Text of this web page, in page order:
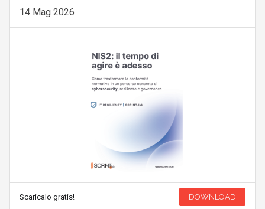
14 Mag 2026
Scaricalo gratis! DOWNLOAD